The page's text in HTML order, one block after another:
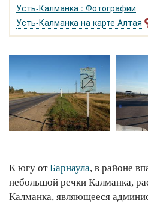
Усть-Калманка : Фотографии
Усть-Калманка на карте Алтая
К югу отБарнаула, в районе
небольшой речки Калманка,
Калманка, являющееся